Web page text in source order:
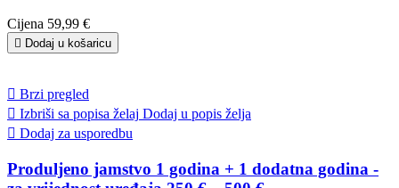
Cijena 59,99 €
 Dodaj u košaricu
 Brzi pregled
 Izbriši sa popisa želaj Dodaj u popis želja
 Dodaj za usporedbu
Produljeno jamstvo 1 godina + 1 dodatna godina -